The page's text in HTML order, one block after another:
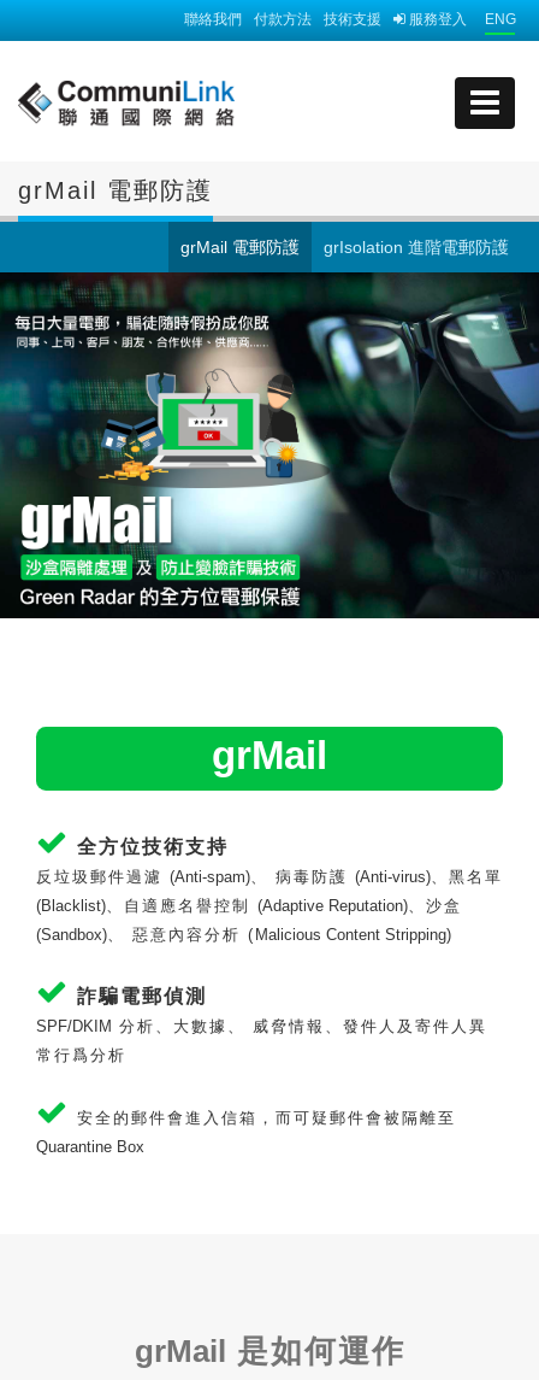
ENG
服務登入
技術支援
付款方法
聯絡我們
grMail 電郵防護
grIsolation 進階電郵防護
grMail 電郵防護
grMail
全方位技術支持
反垃圾郵件過濾 (Anti-spam)、 病毒防護 (Anti-virus)、黑名單
(Blacklist)、自適應名譽控制 (Adaptive Reputation)、沙盒
(Sandbox)、 惡意內容分析 ( Malicious Content Stripping)
詐騙電郵偵測
SPF/DKIM 分析、大數據、 威脅情報、發件人及寄件人異
常行爲分析
安全的郵件會進入信箱，而可疑郵件會被隔離至
Quarantine Box
grMail 是如何運作